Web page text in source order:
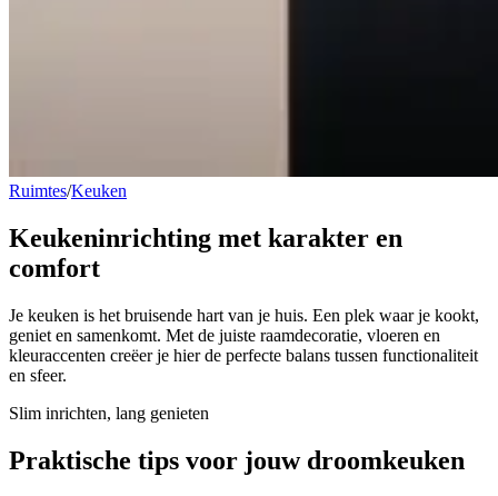
Ruimtes/Keuken
Keukeninrichting met karakter en
comfort
Je keuken is het bruisende hart van je huis. Een plek waar je kookt,
geniet en samenkomt. Met de juiste raamdecoratie, vloeren en
kleuraccenten creëer je hier de perfecte balans tussen functionaliteit
en sfeer.
Slim inrichten, lang genieten
Praktische tips voor jouw droomkeuken